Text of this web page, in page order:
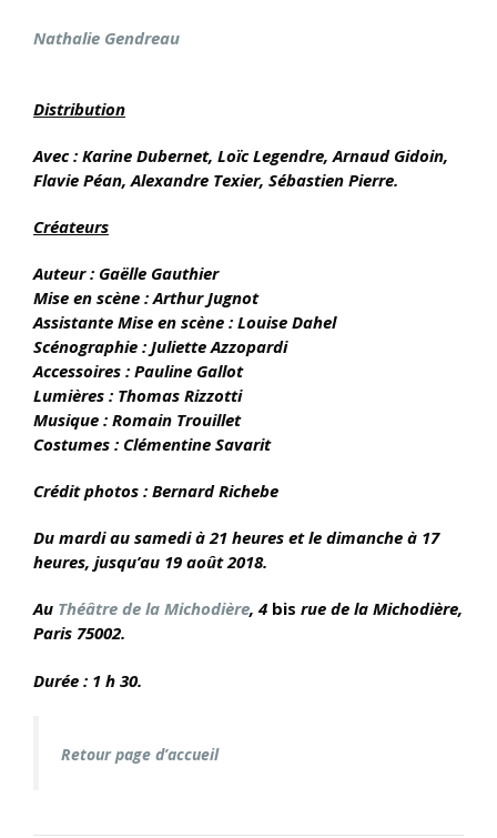
Nathalie Gendreau
Distribution
Avec : Karine Dubernet, Loïc Legendre, Arnaud Gidoin,
Flavie Péan, Alexandre Texier, Sébastien Pierre.
Créateurs
Auteur : Gaëlle Gauthier
Mise en scène : Arthur Jugnot
Assistante Mise en scène : Louise Dahel
Scénographie : Juliette Azzopardi
Accessoires : Pauline Gallot
Lumières : Thomas Rizzotti
Musique : Romain Trouillet
Costumes : Clémentine Savarit
Crédit photos : Bernard Richebe
Du mardi au samedi à 21 heures et le dimanche à 17
heures, jusqu’au 19 août 2018.
Au Théâtre de la Michodière, 4 bis rue de la Michodière,
Paris 75002.
Durée : 1 h 30.
Retour page d’accueil